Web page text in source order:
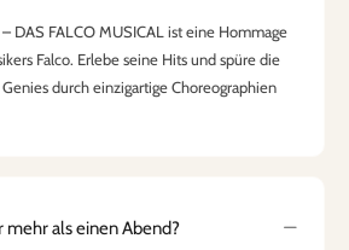
DAS FALCO MUSICAL ist eine Hommage
Falco. Erlebe seine Hits und spüre die
durch einzigartige Choreographien
mehr als einen Abend?